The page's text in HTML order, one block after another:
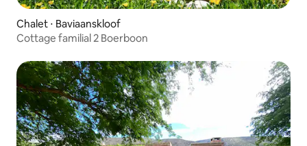
Chalet ⋅ Baviaanskloof
Cottage familial 2 Boerboon